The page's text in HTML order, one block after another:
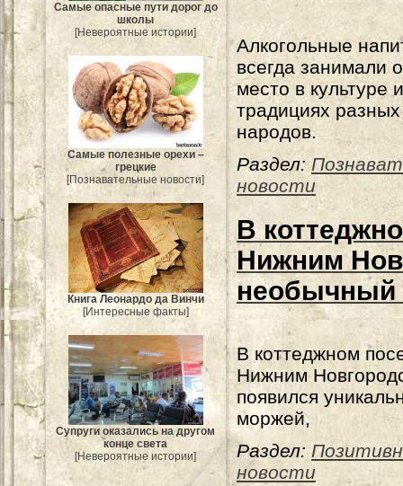
Самые опасные пути дорог до
школы
[Невероятные истории]
Самые полезные орехи –
грецкие
[Познавательные новости]
Книга Леонардо да Винчи
[Интересные факты]
Супруги оказались на другом
конце света
[Невероятные истории]
Алкогольные
всегда занимали
место в культуре и
традициях разных
народов.
Раздел:
новости
В
Нижним
необычный
В коттеджном
Нижним
появился
моржей,
Раздел:
новости